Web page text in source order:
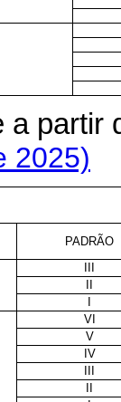
a
2025)
PADRÃO
VI
V
IV